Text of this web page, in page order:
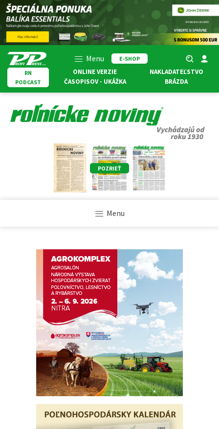
Menu
E-SHOP
RN
PODCAST
ONLINE VERZIE
ČASOPISOV - UKÁŽKA
NAKLADATEĽSTVO
BRÁZDA
POZRIEŤ
Menu